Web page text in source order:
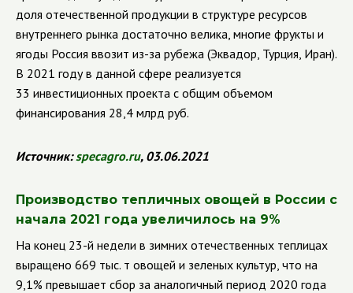
доля отечественной продукции в структуре ресурсов
внутреннего рынка достаточно велика, многие фрукты и
ягоды Россия ввозит из-за рубежа (Эквадор, Турция, Иран).
В 2021 году в данной сфере реализуется
33 инвестиционных проекта с общим объемом
финансирования 28,4 млрд руб.
Источник:specagro.ru, 03.06.2021
Производство тепличных овощей в России с
начала 2021 года увеличилось на 9%
На конец 23-й недели в зимних отечественных теплицах
выращено 669 тыс. т овощей и зеленых культур, что на
9,1% превышает сбор за аналогичный период 2020 года